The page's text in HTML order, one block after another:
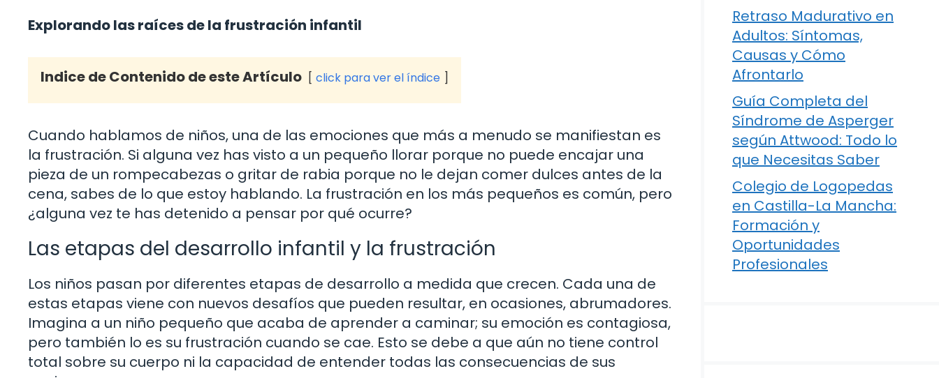
Explorando las raíces de la frustración infantil
Indice de Contenido de este Artículo click para ver el índice
Cuando hablamos de niños, una de las emociones que más a menudo se manifiestan es
la frustración. Si alguna vez has visto a un pequeño llorar porque no puede encajar una
pieza de un rompecabezas o gritar de rabia porque no le dejan comer dulces antes de la
cena, sabes de lo que estoy hablando. La frustración en los más pequeños es común, pero
¿alguna vez te has detenido a pensar por qué ocurre?
Las etapas del desarrollo infantil y la frustración
Los niños pasan por diferentes etapas de desarrollo a medida que crecen. Cada una de
estas etapas viene con nuevos desafíos que pueden resultar, en ocasiones, abrumadores.
Imagina a un niño pequeño que acaba de aprender a caminar; su emoción es contagiosa,
pero también lo es su frustración cuando se cae. Esto se debe a que aún no tiene control
total sobre su cuerpo ni la capacidad de entender todas las consecuencias de sus
Retraso Madurativo en
Adultos: Síntomas,
Causas y Cómo
Afrontarlo
Guía Completa del
Síndrome de Asperger
según Attwood: Todo lo
que Necesitas Saber
Colegio de Logopedas
en Castilla-La Mancha:
Formación y
Oportunidades
Profesionales